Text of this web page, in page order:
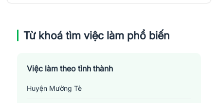
Từ khoá tìm việc làm phổ biến
Việc làm theo tỉnh thành
Huyện Mường Tè